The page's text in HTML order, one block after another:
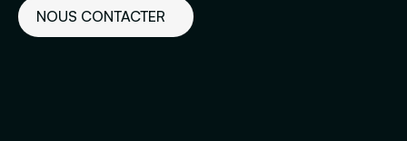
NOUS CONTACTER